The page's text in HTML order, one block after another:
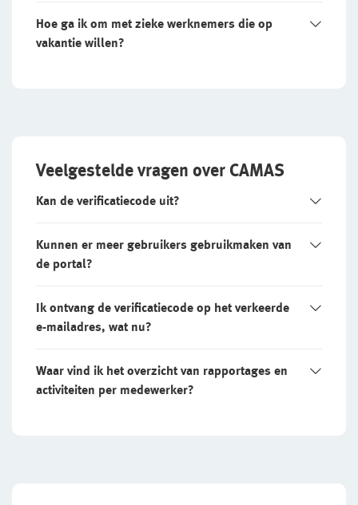
Hoe ga ik om met zieke werknemers die op
vakantie willen?
Veelgestelde vragen over CAMAS
Kan de verificatiecode uit?
Kunnen er meer gebruikers gebruikmaken van
de portal?
Ik ontvang de verificatiecode op het verkeerde
e-mailadres, wat nu?
Waar vind ik het overzicht van rapportages en
activiteiten per medewerker?